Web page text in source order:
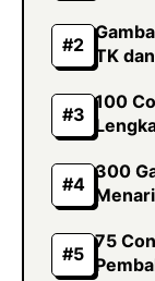
TK
100
300
75